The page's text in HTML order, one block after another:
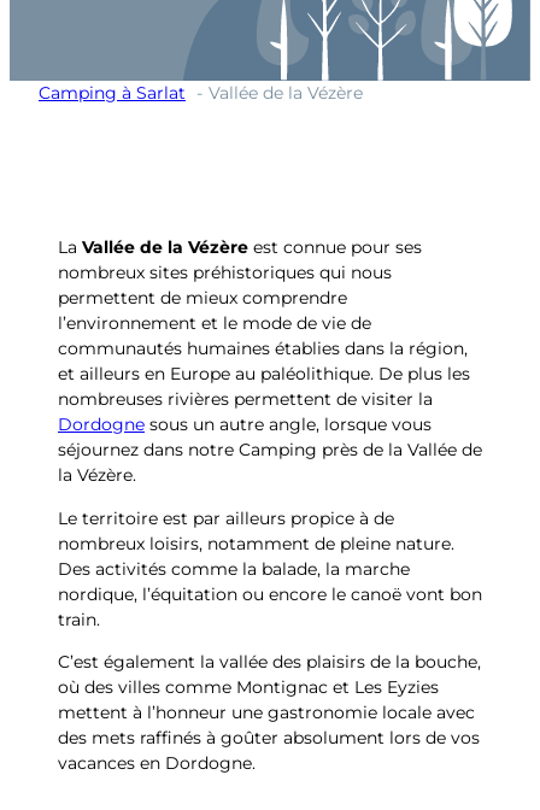
Camping à Sarlat Vallée de la Vézère
La Vallée de la Vézère est connue pour ses
nombreux sites préhistoriques qui nous
permettent de mieux comprendre
l’environnement et le mode de vie de
communautés humaines établies dans la région,
et ailleurs en Europe au paléolithique. De plus les
nombreuses rivières permettent de visiter la
Dordogne sous un autre angle, lorsque vous
séjournez dans notre Camping près de la Vallée de
la Vézère.
Le territoire est par ailleurs propice à de
nombreux loisirs, notamment de pleine nature.
Des activités comme la balade, la marche
nordique, l’équitation ou encore le canoë vont bon
train.
C’est également la vallée des plaisirs de la bouche,
où des villes comme Montignac et Les Eyzies
mettent à l’honneur une gastronomie locale avec
des mets raffinés à goûter absolument lors de vos
vacances en Dordogne.